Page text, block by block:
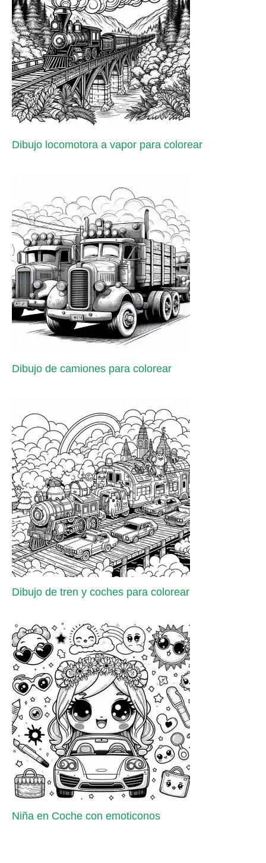
Dibujo locomotora a vapor para colorear
Dibujo de camiones para colorear
Dibujo de tren y coches para colorear
Niña en Coche con emoticonos